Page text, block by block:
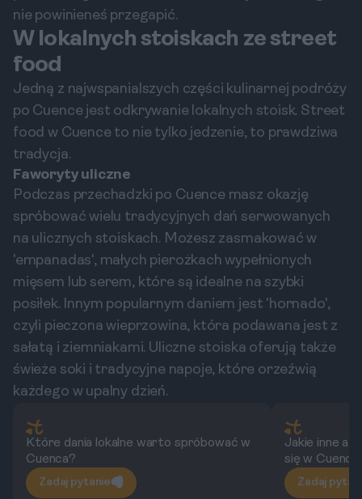
nie powinieneś przegapić.
W lokalnych stoiskach ze street
food
Jedną z najwspanialszych części kulinarnej podróży
po Cuence jest odkrywanie lokalnych stoisk. Street
food w Cuence to nie tylko jedzenie, to prawdziwa
tradycja.
Faworyty uliczne
Podczas przechadzki po Cuence masz okazję
spróbować wielu tradycyjnych dań serwowanych
na ulicznych stoiskach. Możesz zasmakować w
'empanadas', małych pierożkach wypełnionych
mięsem lub serem, które są idealne na szybki
posiłek. Innym popularnym daniem jest 'hornado',
czyli pieczona wieprzowina, która podawana jest z
sałatą i ziemniakami. Uliczne stoiska oferują także
świeże soki i tradycyjne napoje, które orzeźwią
każdego w upalny dzień.
Które dania lokalne warto spróbować w
Cuenca?
Zadaj pytanie
Jakie inne
się w
Zadaj